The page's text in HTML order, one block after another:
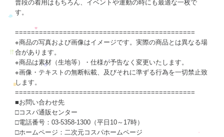
普段の着用はもちろん、イベントや運動の時にも最適な一枚で
す。
=============================================
※商品の写真および画像はイメージです。実際の商品とは異なる場
合があります。
※商品は素材（生地等）・仕様が予告なく変更いたします。
※画像・テキストの無断転載、及びそれに準ずる行為を一切禁止致
します。
=============================================
■お問い合わせ先
□コスパ通販センター
□電話番号：03-5358-1300（平日10～17時）
□ホームページ：二次元コスパホームページ